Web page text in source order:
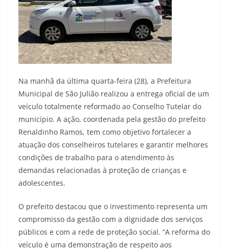
Na manhã da última quarta-feira (28), a Prefeitura
Municipal de São Julião realizou a entrega oficial de um
veículo totalmente reformado ao Conselho Tutelar do
município. A ação, coordenada pela gestão do prefeito
Renaldinho Ramos, tem como objetivo fortalecer a
atuação dos conselheiros tutelares e garantir melhores
condições de trabalho para o atendimento às
demandas relacionadas à proteção de crianças e
adolescentes.
O prefeito destacou que o investimento representa um
compromisso da gestão com a dignidade dos serviços
públicos e com a rede de proteção social. “A reforma do
veículo é uma demonstração de respeito aos